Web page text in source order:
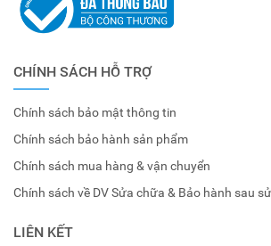
CHÍNH SÁCH HỖ TRỢ
Chính sách bảo mật thông tin
Chính sách bảo hành sản phẩm
Chính sách mua hàng & vận chuyển
Chính sách về DV Sửa chữa & Bảo hành sau
LIÊN KẾT